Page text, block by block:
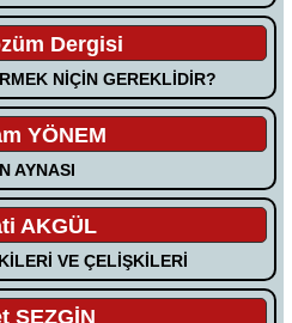
Dergisi
NİÇİN GEREKLİDİR?
YÖNEM
AYNASI
AKGÜL
VE ÇELİŞKİLERİ
SEZGİN